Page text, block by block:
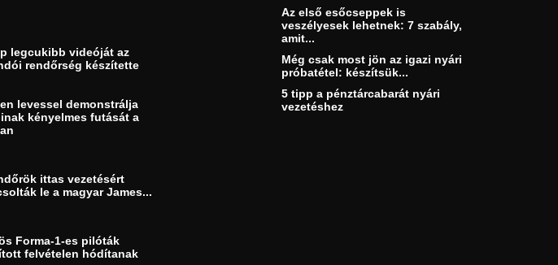
legcukibb videóját az
rendőrség készítette
levessel demonstrálja
kényelmes futását a
ittas vezetésért
le a magyar James...
Forma-1-es pilóták
felvételen hódítanak
Az első esőcseppek is
veszélyesek lehetnek: 7 szabály,
amit...
Még csak most jön az igazi nyári
próbatétel: készítsük...
5 tipp a pénztárcabarát nyári
vezetéshez